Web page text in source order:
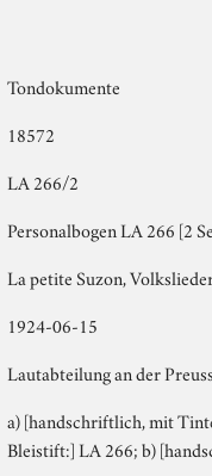
Tondokumente
18572
LA 266/2
Personalbogen LA 266 [2
La petite Suzon,
1924-06-15
Lautabteilung an der
a) [handschriftlich, mit
Bleistift:] LA 266; b)